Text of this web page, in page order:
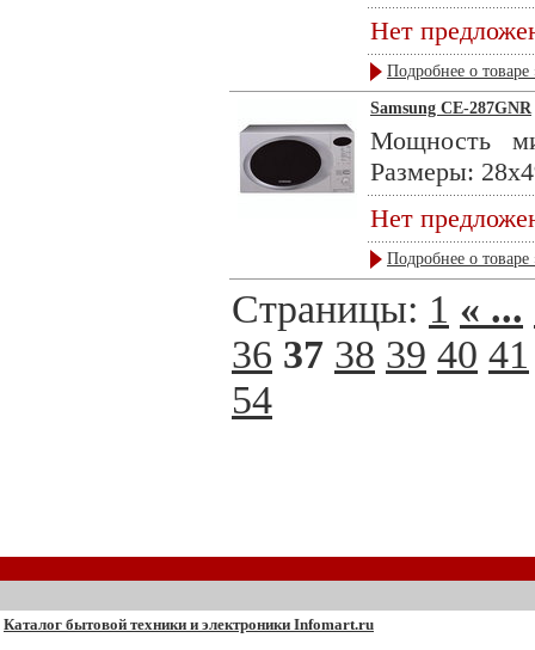
Нет
Подробнее о товаре
Samsung CE-287GNR
Мощность
Размеры:
Нет
Подробнее о товаре
Страницы: 1 « ...
36 37 38 39 40 41
54
Каталог бытовой техники и электроники Infomart.ru